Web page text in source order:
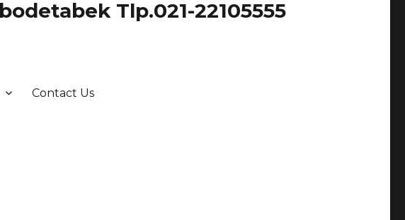
Tlp.021-22105555
Contact Us